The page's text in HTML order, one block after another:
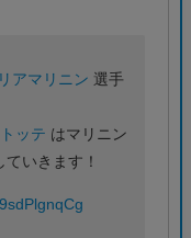
アマリニン 選手
ッテ はマリニン
いきます！